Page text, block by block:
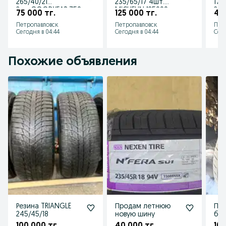
265/40/21
2шт.GOODYEAR.750
состоянии.
75 000 тг.
Петропавловск
Сегодня в 04:44
235/65/17 4шт.
MICHELIN 125000.
125 000 тг.
Петропавловск
Сегодня в 04:44
40
Похожие объявления
Резина TRIANGLE
245/45/18
Продам летнюю
новую шину